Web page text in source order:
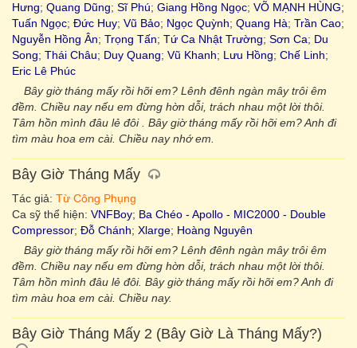
Hưng; Quang Dũng; Sĩ Phú; Giang Hồng Ngọc; VÕ MẠNH HÙNG;
Tuấn Ngọc; Đức Huy; Vũ Bảo; Ngọc Quỳnh; Quang Hà; Trần Cao;
Nguyễn Hồng Ân; Trọng Tấn; Tứ Ca Nhật Trường; Sơn Ca; Du
Song; Thái Châu; Duy Quang; Vũ Khanh; Lưu Hồng; Chế Linh;
Eric Lê Phúc
Bây giờ tháng mấy rồi hỡi em? Lênh đênh ngàn mây trôi êm
đềm. Chiều nay nếu em đừng hờn dỗi, trách nhau một lời thôi.
Tâm hồn mình đâu lẻ đôi . Bây giờ tháng mấy rồi hỡi em? Anh đi
tìm màu hoa em cài. Chiều nay nhớ em.
Bây Giờ Tháng Mấy
Tác giả: Từ Công Phụng
Ca sỹ thể hiện: VNFBoy; Ba Chéo - Apollo - MIC2000 - Double
Compressor; Đỗ Chánh; Xlarge; Hoàng Nguyên
Bây giờ tháng mấy rồi hỡi em? Lênh đênh ngàn mây trôi êm
đềm. Chiều nay nếu em đừng hờn dỗi, trách nhau một lời thôi.
Tâm hồn mình đâu lẻ đôi. Bây giờ tháng mấy rồi hỡi em? Anh đi
tìm màu hoa em cài. Chiều nay.
Bây Giờ Tháng Mấy 2 (Bây Giờ Là Tháng Mấy?)